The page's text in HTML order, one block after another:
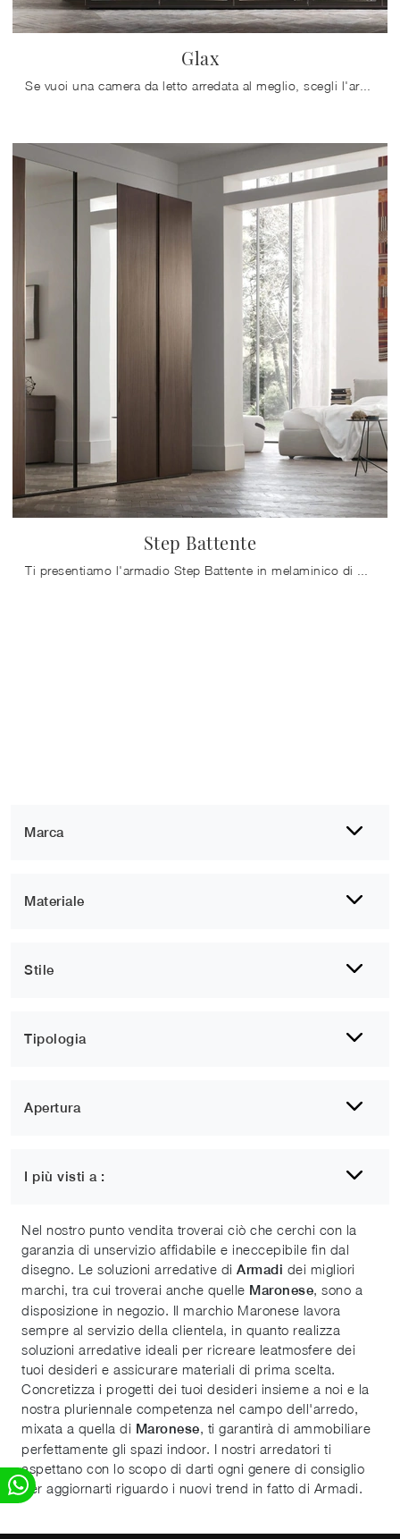
Marca
Materiale
Stile
Tipologia
Apertura
I più visti a :
Glax
Se vuoi una camera da letto arredata al meglio, scegli l'armadio Glax con ante battenti di Maronese!
Step Battente
Nel nostro punto vendita troverai ciò che cerchi con la
garanzia di unservizio affidabile e ineccepibile fin dal
disegno. Le soluzioni arredative di Armadi dei migliori
marchi, tra cui troverai anche quelle Maronese, sono a
disposizione in negozio. Il marchio Maronese lavora
sempre al servizio della clientela, in quanto realizza
soluzioni arredative ideali per ricreare leatmosfere dei
tuoi desideri e assicurare materiali di prima scelta.
Concretizza i progetti dei tuoi desideri insieme a noi e la
nostra pluriennale competenza nel campo dell'arredo,
mixata a quella di Maronese, ti garantirà di ammobiliare
perfettamente gli spazi indoor. I nostri arredatori ti
aspettano con lo scopo di darti ogni genere di consiglio
per aggiornarti riguardo i nuovi trend in fatto di Armadi.